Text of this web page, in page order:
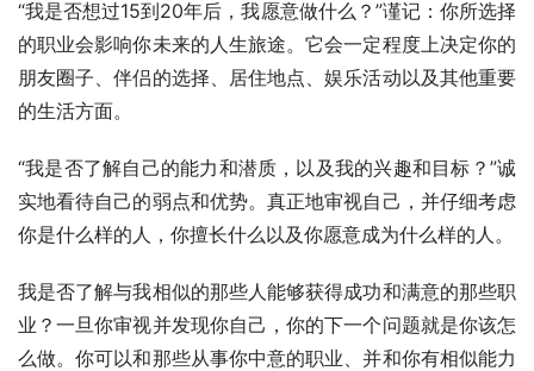
“我是否想过15到20年后，我愿意做什么？”谨记：你所选择
的职业会影响你未来的人生旅途。它会一定程度上决定你的
朋友圈子、伴侣的选择、居住地点、娱乐活动以及其他重要
的生活方面。
“我是否了解自己的能力和潜质，以及我的兴趣和目标？”诚
实地看待自己的弱点和优势。真正地审视自己，并仔细考虑
我是否了解与我相似的那些人能够获得成功和满意的那些职
业？一旦你审视并发现你自己，你的下一个问题就是你该怎
么做。你可以和那些从事你中意的职业、并和你有相似能力